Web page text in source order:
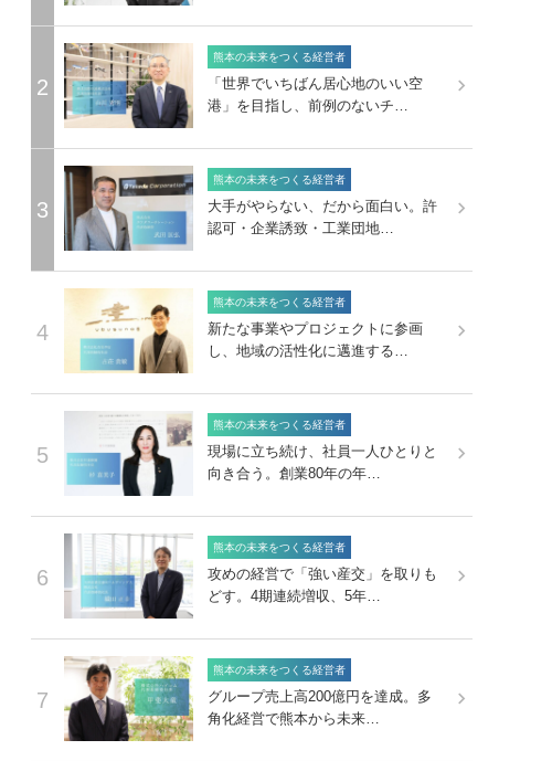
2
熊本の未来をつくる経営者
「世界でいちばん居心地のいい空
港」を目指し、前例のないチ…
3
熊本の未来をつくる経営者
大手がやらない、だから面白い。許
認可・企業誘致・工業団地…
4
熊本の未来をつくる経営者
新たな事業やプロジェクトに参画
し、地域の活性化に邁進する…
5
熊本の未来をつくる経営者
現場に立ち続け、社員一人ひとりと
向き合う。創業80年の年…
6
熊本の未来をつくる経営者
攻めの経営で「強い産交」を取りも
どす。4期連続増収、5年…
7
熊本の未来をつくる経営者
グループ売上高200億円を達成。多
角化経営で熊本から未来…